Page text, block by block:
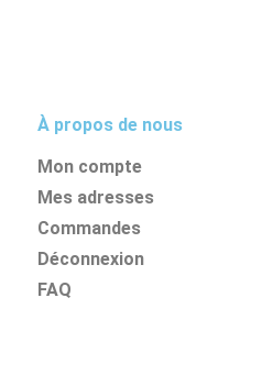
À propos de nous
Mon compte
Mes adresses
Commandes
Déconnexion
FAQ